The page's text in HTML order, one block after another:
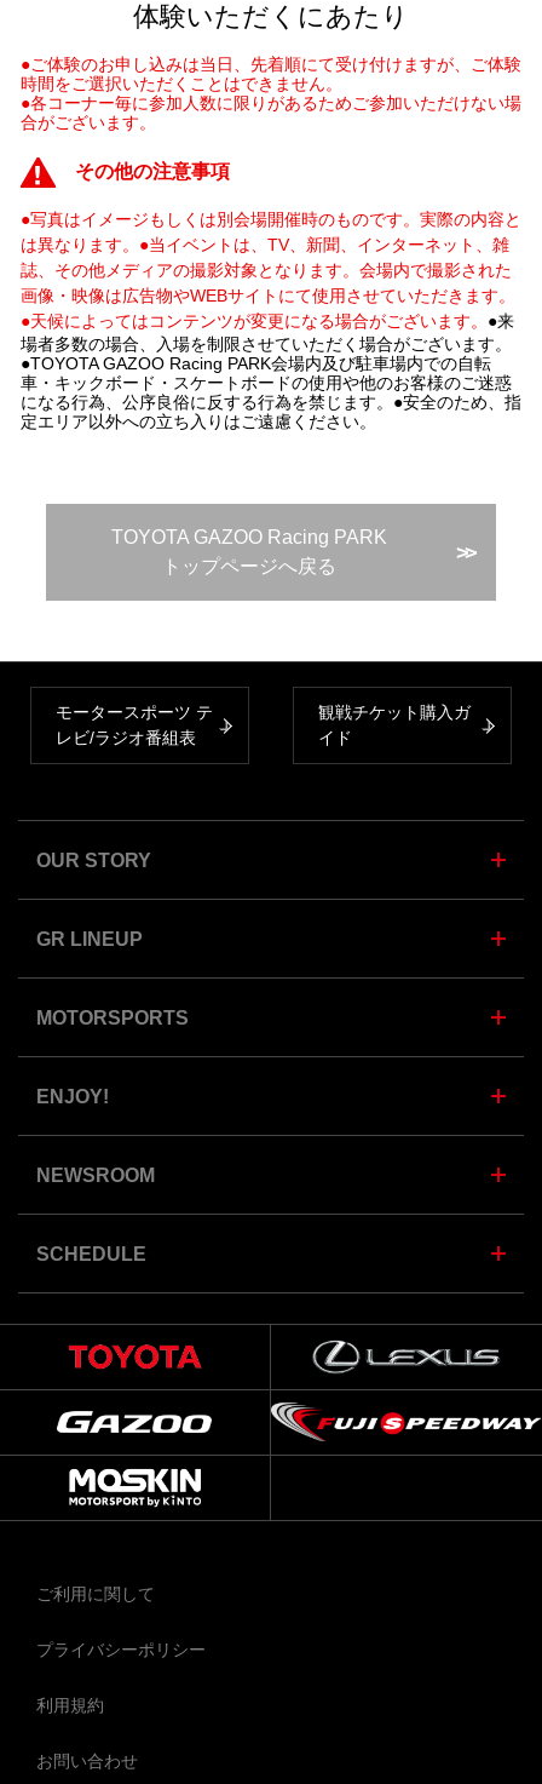
体験いただくにあたり
●ご体験のお申し込みは当日、先着順にて受け付けますが、ご体験
時間をご選択いただくことはできません。
●各コーナー毎に参加人数に限りがあるためご参加いただけない場
合がございます。
その他の注意事項
●写真はイメージもしくは別会場開催時のものです。実際の内容と
は異なります。 ●当イベントは、TV、新聞、インターネット、雑
誌、その他メディアの撮影対象となります。会場内で撮影された
画像・映像は広告物やWEBサイトにて使用させていただきます。
●天候によってはコンテンツが変更になる場合がございます。 ●来
場者多数の場合、入場を制限させていただく場合がございます。
●TOYOTA GAZOO Racing PARK会場内及び駐車場内での自転
車・キックボード・スケートボードの使用や他のお客様のご迷惑
になる行為、公序良俗に反する行為を禁じます。●安全のため、指
定エリア以外への立ち入りはご遠慮ください。
TOYOTA GAZOO Racing PARK
トップページへ戻る
>>
モータースポーツ テ
レビ/ラジオ番組表
観戦チケット購入ガ
イド
OUR STORY
GR LINEUP
MOTORSPORTS
ENJOY!
NEWSROOM
SCHEDULE
ご利用に関して
プライバシーポリシー
利用規約
お問い合わせ